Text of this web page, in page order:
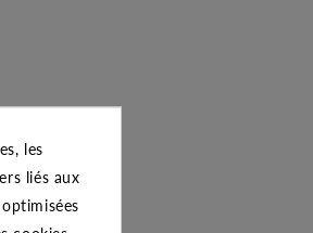
les
liés aux